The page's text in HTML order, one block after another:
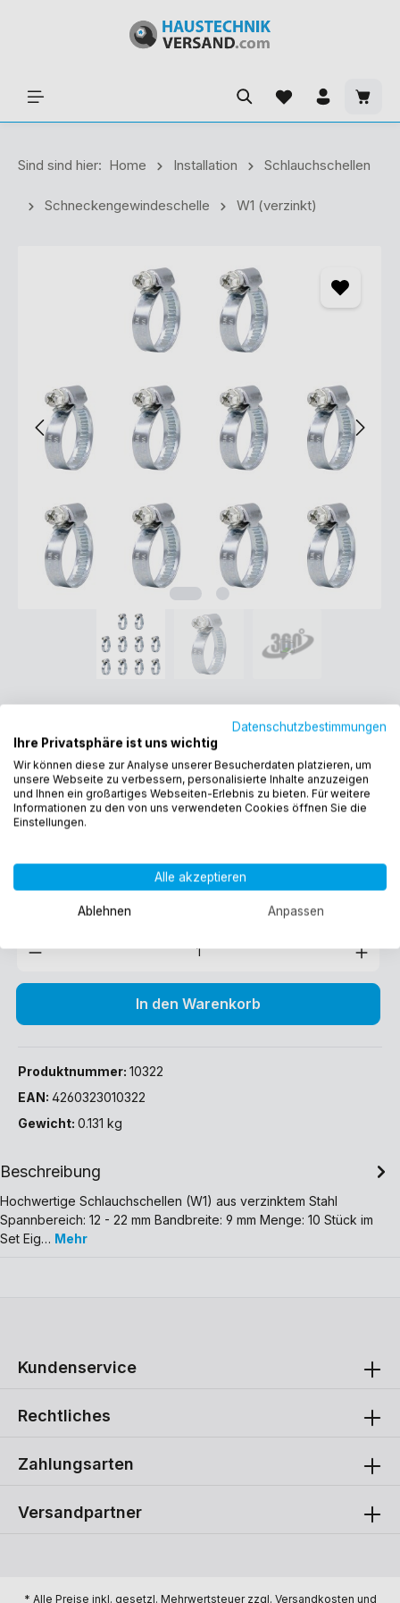
Sind sind hier: Home Installation Schlauchschellen
Schneckengewindeschelle W1 (verzinkt)
VARIOSAN Schlauchschellen Set
10322, 10 Stück, Spannbereich 12 -
22 mm, Bandbreite 9 mm, W1
3,95 €*
Sofort verfügbar, Lieferzeit: 1-3 Werktage (DE)
In den Warenkorb
Produktnummer: 10322
EAN: 4260323010322
Gewicht: 0.131 kg
Beschreibung
Hochwertige Schlauchschellen (W1) aus verzinktem Stahl
Spannbereich: 12 - 22 mm Bandbreite: 9 mm Menge: 10 Stück im
Set Eig… Mehr
Zahlungsarten
Versandpartner
Kundenservice
Rechtliches
* Alle Preise inkl. gesetzl. Mehrwertsteuer zzgl. Versandkosten und
Datenschutzbestimmungen
Ihre Privatsphäre ist uns wichtig
Wir können diese zur Analyse unserer Besucherdaten platzieren, um
unsere Webseite zu verbessern, personalisierte Inhalte anzuzeigen
und Ihnen ein großartiges Webseiten-Erlebnis zu bieten. Für weitere
Informationen zu den von uns verwendeten Cookies öffnen Sie die
Einstellungen.
Alle akzeptieren
Ablehnen Anpassen